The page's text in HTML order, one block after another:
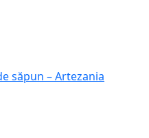
săpun – Artezania